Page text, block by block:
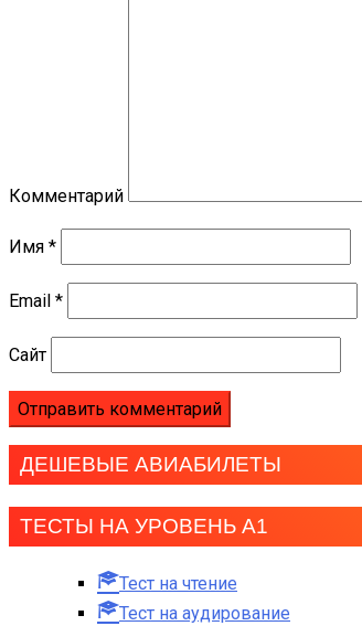
Комментарий
Имя *
Email *
Сайт
ДЕШЕВЫЕ АВИАБИЛЕТЫ
ТЕСТЫ НА УРОВЕНЬ А1
Тест на чтение
Тест на аудирование